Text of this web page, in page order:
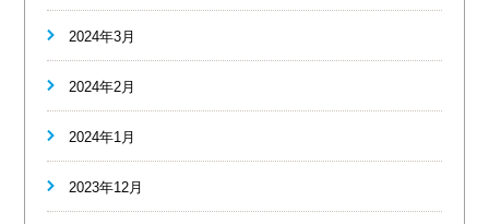
2024年3月
2024年2月
2024年1月
2023年12月